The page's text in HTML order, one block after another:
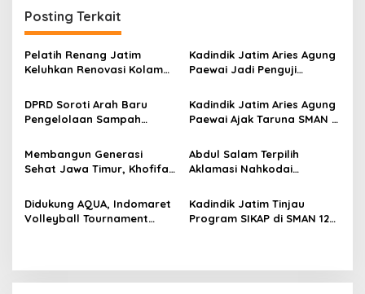
g
a
s
p
o
s
Posting Terkait
Pelatih Renang Jatim
Keluhkan Renovasi Kolam
Persiapan Menuju PON 2028
Terganggu
Kadindik Jatim Aries Agung
Paewai Jadi Penguji
Tingkat II 2026, Tekankan
Inovasi Berdampak bagi
Masyarakat
DPRD Soroti Arah Baru
Pengelolaan Sampah
TPA Benowo
Kadindik Jatim Aries Agung
Paewai Ajak Taruna SMAN 2
Bojonegoro Budayakan
Hidup Sehat Lewat Senam
Membangun Generasi
Sehat Jawa Timur, Khofifah
Bersama Kadindik Aries
Agung Paewai
Abdul Salam Terpilih
Aklamasi Nahkodai
2026-2031
Didukung AQUA, Indomaret
Volleyball Tournament
Kadindik Jatim Tinjau
Program SIKAP di SMAN 12